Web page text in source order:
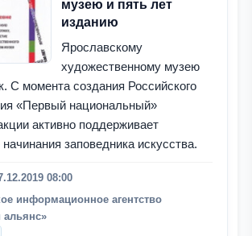
музею и пять лет
изданию
Ярославскому
художественному музею
С момента создания Российского
«Первый национальный»
активно поддерживает
заповедника искусства.
08:00
информационное агентство